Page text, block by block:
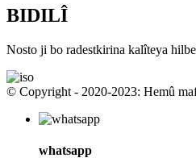
BIDILÎ
Nosto ji bo radestkirina kalîteya
© Copyright - 2020-2023: Hemû
whatsapp